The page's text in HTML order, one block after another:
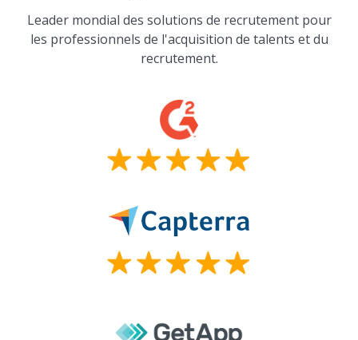
Leader mondial des solutions de recrutement pour
les professionnels de l'acquisition de talents et du
recrutement.